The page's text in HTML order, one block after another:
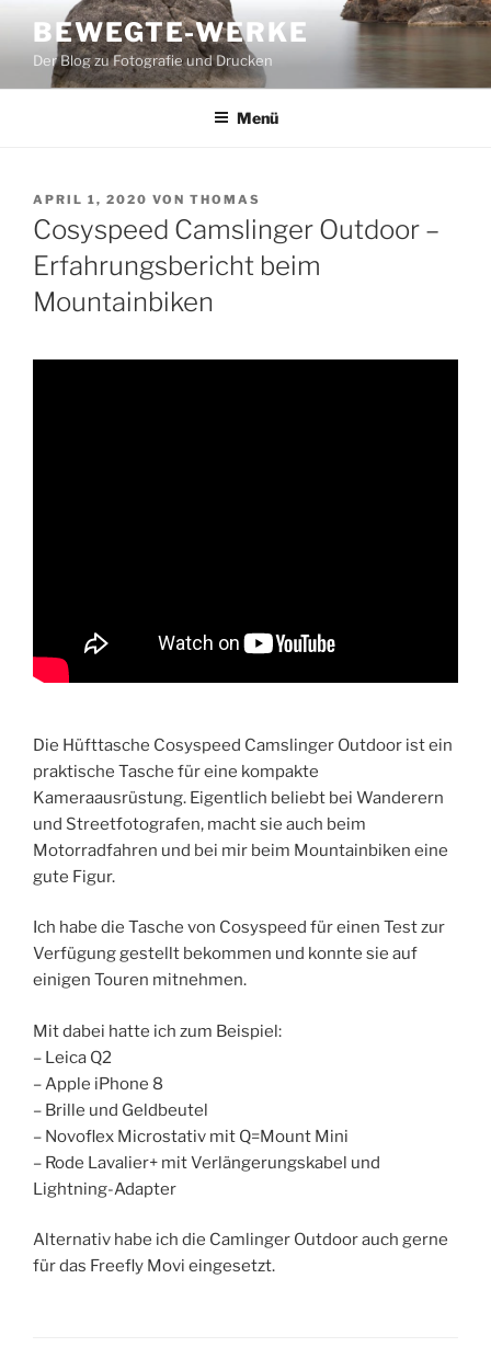
Inhalt
springen
BEWEGTE-WERKE
Der Blog zu Fotografie und Drucken
Menü
VERÖFFENTLICHT
AM
APRIL 1, 2020 VON THOMAS
Cosyspeed Camslinger Outdoor –
Erfahrungsbericht beim
Mountainbiken
Die Hüfttasche Cosyspeed Camslinger Outdoor ist ein
praktische Tasche für eine kompakte
Kameraausrüstung. Eigentlich beliebt bei Wanderern
und Streetfotografen, macht sie auch beim
Motorradfahren und bei mir beim Mountainbiken eine
gute Figur.
Ich habe die Tasche von Cosyspeed für einen Test zur
Verfügung gestellt bekommen und konnte sie auf
einigen Touren mitnehmen.
Mit dabei hatte ich zum Beispiel:
– Leica Q2
– Apple iPhone 8
– Brille und Geldbeutel
– Novoflex Microstativ mit Q=Mount Mini
– Rode Lavalier+ mit Verlängerungskabel und
Lightning-Adapter
Alternativ habe ich die Camlinger Outdoor auch gerne
für das Freefly Movi eingesetzt.